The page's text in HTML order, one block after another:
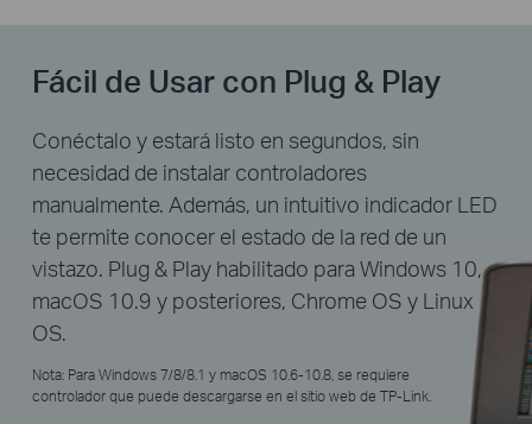
Fácil de Usar con Plug & Play
Conéctalo y estará listo en segundos, sin
necesidad de instalar controladores
manualmente. Además, un intuitivo indicador LED
te permite conocer el estado de la red de un
vistazo. Plug & Play habilitado para Windows 10,
macOS 10.9 y posteriores, Chrome OS y Linux
OS.
Nota: Para Windows 7/8/8.1 y macOS 10.6-10.8, se requiere
controlador que puede descargarse en el sitio web de TP-Link.